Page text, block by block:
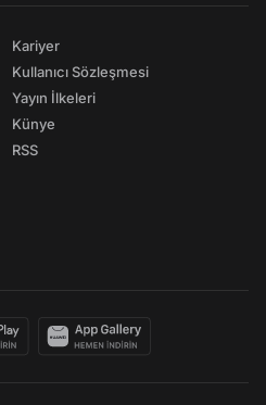
Kariyer
Kullanıcı Sözleşmesi
Yayın İlkeleri
Künye
RSS